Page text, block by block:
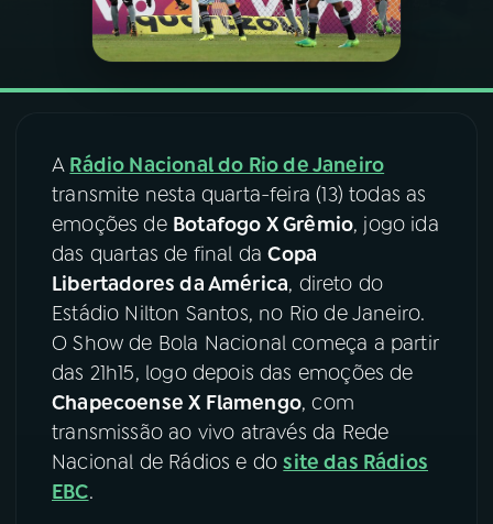
VIDEOCASTS
08 FESTIVAL DE MÚSICA
ACOMPANHE A RÁDIO NACIONAL
YouTube Facebook
Instagram X
TikTok
A Rádio Nacional do Rio de Janeiro
transmite nesta quarta-feira (13) todas as
emoções de Botafogo X Grêmio, jogo ida
das quartas de final daCopa
Libertadores da América, direto do
Estádio Nilton Santos, no Rio de Janeiro.
O Show de Bola Nacional começa a partir
das 21h15, logo depois das emoções de
Chapecoense X Flamengo, com
transmissão ao vivo através da Rede
Nacional de Rádios e dosite das Rádios
EBC.